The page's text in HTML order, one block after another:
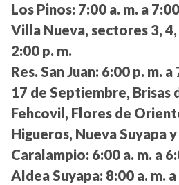
Los Pinos: 7:00 a. m. a
Villa Nueva, sectores 3, 4,
2:00 p. m.
Res. San Juan: 6:00 p. m. a
17 de Septiembre, Brisas
Fehcovil, Flores de
Higueros, Nueva Suyapa
Caralampio: 6:00 a. m. a
Aldea Suyapa: 8:00 a. m.